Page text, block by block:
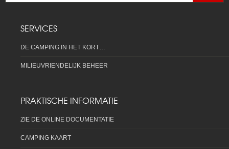
SERVICES
DE CAMPING IN HET KORT…
MILIEUVRIENDELIJK BEHEER
PRAKTISCHE INFORMATIE
ZIE DE ONLINE DOCUMENTATIE
CAMPING KAART